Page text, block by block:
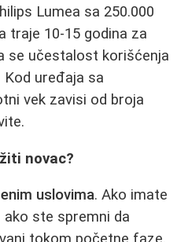
Lumea sa 250.000
traje 10-15 godina za
se učestalost korišćenja
uređaja sa
vek zavisi od broja
novac?
uslovima. Ako imate
ste spremni da